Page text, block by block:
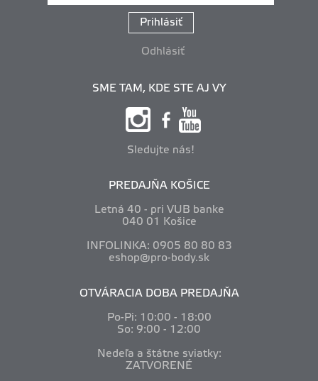
Prihlásiť
Odhlásiť
SME TAM, KDE STE AJ VY
Sledujte nás!
PREDAJŇA KOŠICE
Letná 40 - pri VUB banke
040 01 Košice
INFOLINKA: 0905 80 80 83
eshop@pro-body.sk
OTVÁRACIA DOBA PREDAJŇA
Po-Pi: 10:00 - 18:00
So: 9:00 - 12:00
Nedeľa a štátne sviatky:
ZATVORENÉ